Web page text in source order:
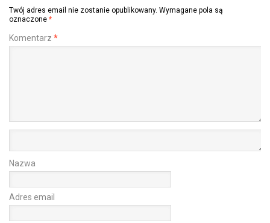
Twój adres email nie zostanie opublikowany. Wymagane pola są
oznaczone *
Komentarz *
Nazwa
Adres email